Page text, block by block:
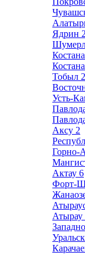
Ядрин 2
Тобыл 2
Усть-
Аксу 2
Горно-
Актау 6
Форт-
Атырау
Уральск